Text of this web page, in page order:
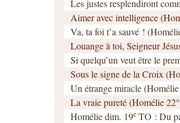
Les justes resplendiront
Aimer avec intelligence
Va, ta foi t’a sauvé !
Louange à toi, Seigneur
Si quelqu’un veut être le
Sous le signe de la Croix
Un étrange miracle
La vraie pureté (Homélie
Homélie dim. 19e TO : Du